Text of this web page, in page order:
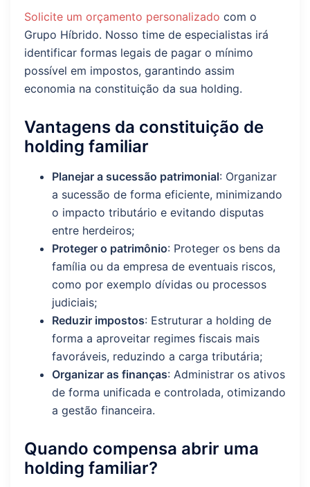
Solicite um orçamento personalizado com o
Grupo Híbrido. Nosso time de especialistas irá
identificar formas legais de pagar o mínimo
possível em impostos, garantindo assim
economia na constituição da sua holding.
Vantagens da constituição de
holding familiar
Planejar a sucessão patrimonial: Organizar
a sucessão de forma eficiente, minimizando
o impacto tributário e evitando disputas
entre herdeiros;
Proteger o patrimônio: Proteger os bens da
família ou da empresa de eventuais riscos,
como por exemplo dívidas ou processos
judiciais;
Reduzir impostos: Estruturar a holding de
forma a aproveitar regimes fiscais mais
favoráveis, reduzindo a carga tributária;
Organizar as finanças: Administrar os ativos
de forma unificada e controlada, otimizando
a gestão financeira.
Quando compensa abrir uma
holding familiar?